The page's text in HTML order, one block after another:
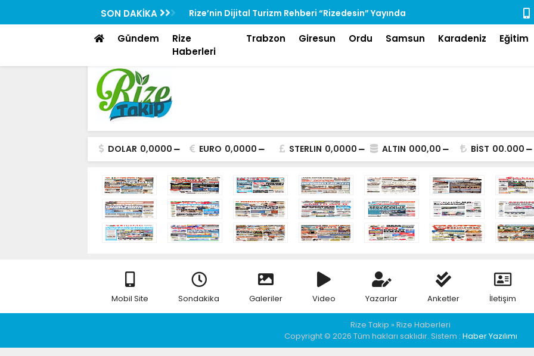
SON DAKİKA Rize’nin Dijital Turizm Rehberi “Rizedesin” Yayında
ÇAYKUR
Gündem
Rize
Haberleri
Trabzon Giresun Ordu Samsun Karadeniz Eğitim
DOLAR 0,0000 EURO 0,0000 STERLIN 0,0000 ALTIN 000,00 BİST 00.000
Mobil Site Sondakika Galeriler Video Yazarlar Anketler İletişim
Rize Takip » Rize Haberleri
Copyright © 2026 Tüm hakları saklıdır. Sistem : Haber Yazılımı